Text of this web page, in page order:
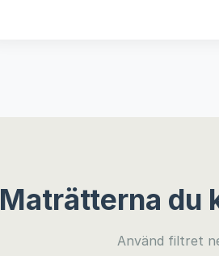
Maträtterna du
Använd filtret